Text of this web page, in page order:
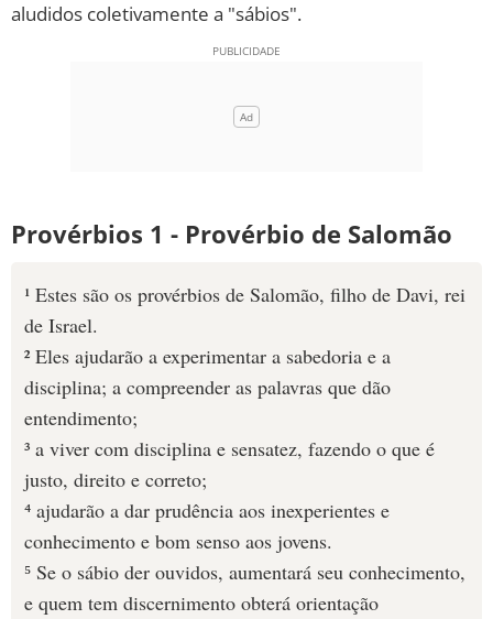
ESBOÇOS DE PREGAÇÃO
LOJA BÍBLIAON
aludidos coletivamente a "sábios".
Provérbios 1 - Provérbio de Salomão
¹ Estes são os provérbios de Salomão, filho de Davi, rei
de Israel.
² Eles ajudarão a experimentar a sabedoria e a
disciplina; a compreender as palavras que dão
entendimento;
³ a viver com disciplina e sensatez, fazendo o que é
justo, direito e correto;
⁴ ajudarão a dar prudência aos inexperientes e
conhecimento e bom senso aos jovens.
⁵ Se o sábio der ouvidos, aumentará seu conhecimento,
e quem tem discernimento obterá orientação